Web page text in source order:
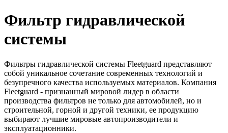
Фильтр гидравлической
системы
Фильтры гидравлической системы Fleetguard представляют
собой уникальное сочетание современных технологий и
безупречного качества используемых материалов. Компания
Fleetguard - признанный мировой лидер в области
производства фильтров не только для автомобилей, но и
строительной, горной и другой техники, ее продукцию
выбирают лучшие мировые автопроизводители и
эксплуатационники.